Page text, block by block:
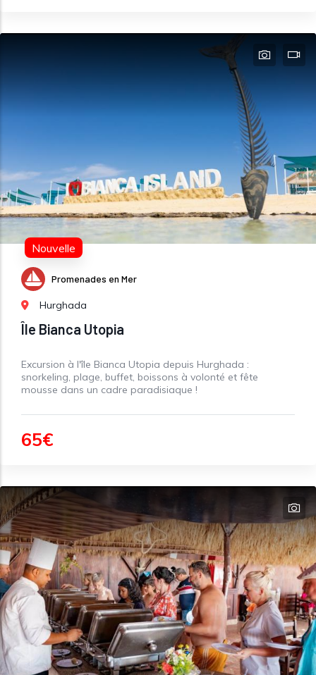
Nouvelle
Promenades en Mer
Hurghada
Île Bianca Utopia
Excursion à l'île Bianca Utopia depuis Hurghada :
snorkeling, plage, buffet, boissons à volonté et fête
mousse dans un cadre paradisiaque !
65€